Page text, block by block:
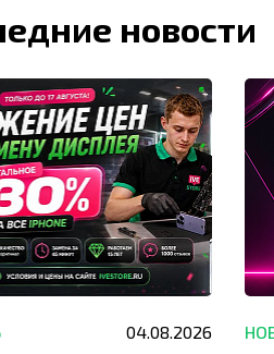
новости
04.08.2026